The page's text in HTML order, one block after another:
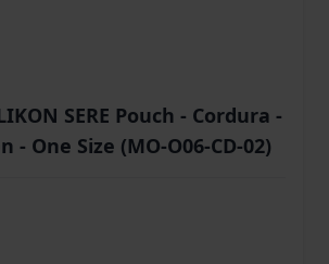
SERE Pouch - Cordura -
- One Size (MO-O06-CD-02)